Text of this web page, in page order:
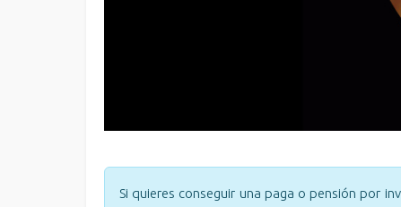
Si quieres conseguir una paga o pensión por